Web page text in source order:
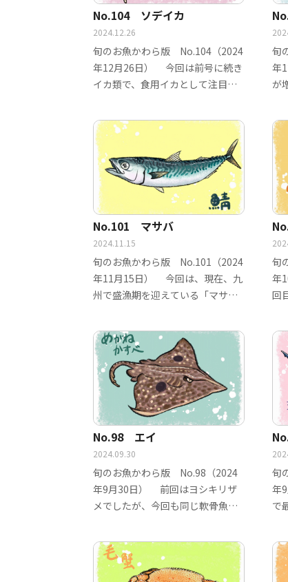
No.104 ソデイカ
2024.12.26
旬のお魚かわら版 No.104（2024
年12月26日） 今回は前号に続き
イカ類で、食用イカとして注目が
旬
年
が
No.101 マサバ
2024.11.15
旬のお魚かわら版 No.101（2024
年11月15日） 今回は、現在、九
州で盛漁期を迎えている「マサ
旬
年
回
No.98 エイ
2024.09.30
旬のお魚かわら版 No.98（2024
年9月30日） 前回はヨシキリザ
メでしたが、今回も同じ軟骨魚類
旬
年
で